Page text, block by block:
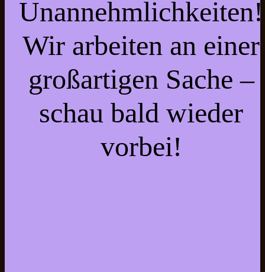
Unannehmlichkeiten!
Wir arbeiten an einer
großartigen Sache –
schau bald wieder
vorbei!